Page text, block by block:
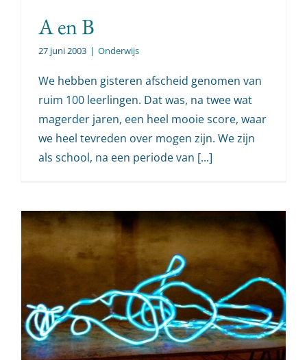
A en B
27 juni 2003 | Onderwijs
We hebben gisteren afscheid genomen van
ruim 100 leerlingen. Dat was, na twee wat
magerder jaren, een heel mooie score, waar
we heel tevreden over mogen zijn. We zijn
als school, na een periode van [...]